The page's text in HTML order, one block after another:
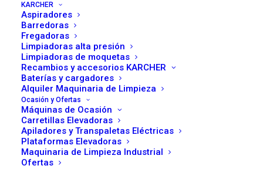
KARCHER
Aspiradores
Barredoras
Fregadoras
Limpiadoras alta presión
Limpiadoras de moquetas
Recambios y accesorios KARCHER
Baterías y cargadores
Alquiler Maquinaria de Limpieza
Ocasión y Ofertas
Máquinas de Ocasión
Carretillas Elevadoras
Apiladores y Transpaletas Eléctricas
Plataformas Elevadoras
Maquinaria de Limpieza Industrial
Ofertas
ofrecen soluciones adaptadas a distintos volúmenes de
carga, condiciones de trabajo y exigencias operativas. A
continuación, analizamos las principales diferencias
entre los modelosM315–M318
M335y elM300TC Stage V, un modelo adaptado a las
nuevas normativas medioambientales.
Gama M300: Solidez y Precisión
La serie M300 se caracteriza por una construcción
robusta, diseñada para aplicaciones de alta intensidad.